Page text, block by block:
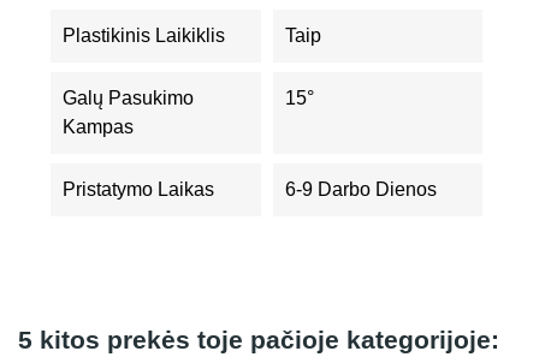
Plastikinis Laikiklis Taip
Galų Pasukimo
Kampas
15°
Pristatymo Laikas 6-9 Darbo Dienos
5 kitos prekės toje pačioje kategorijoje: